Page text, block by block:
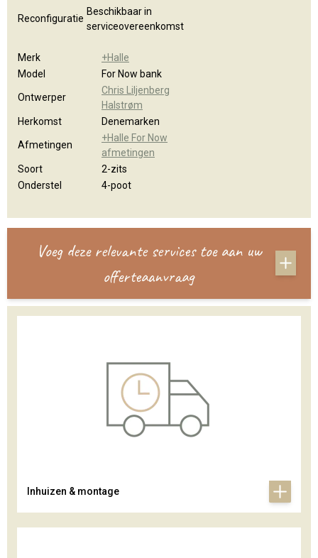
Reconfiguratie
Beschikbaar in
serviceovereenkomst
Merk
+Halle
Model
For Now bank
Ontwerper
Chris Liljenberg
Halstrøm
Herkomst
Denemarken
Afmetingen
+Halle For Now
afmetingen
Soort
2-zits
Onderstel
4-poot
Voeg deze relevante services toe aan uw
offerteaanvraag
Inhuizen & montage